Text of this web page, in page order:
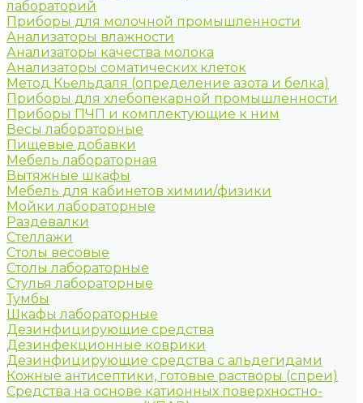
лабораторий
Приборы для молочной промышленности
Анализаторы влажности
Анализаторы качества молока
Анализаторы соматических клеток
Метод Кьельдаля (определение азота и белка)
Приборы для хлебопекарной промышленности
Приборы ПЧП и комплектующие к ним
Весы лабораторные
Пищевые добавки
Мебель лабораторная
Вытяжные шкафы
Мебель для кабинетов химии/физики
Мойки лабораторные
Раздевалки
Стеллажи
Столы весовые
Столы лабораторные
Стулья лабораторные
Тумбы
Шкафы лабораторные
Дезинфицирующие средства
Дезинфекционные коврики
Дезинфицирующие средства с альдегидами
Кожные антисептики, готовые растворы (спреи)
Средства на основе катионных поверхностно-